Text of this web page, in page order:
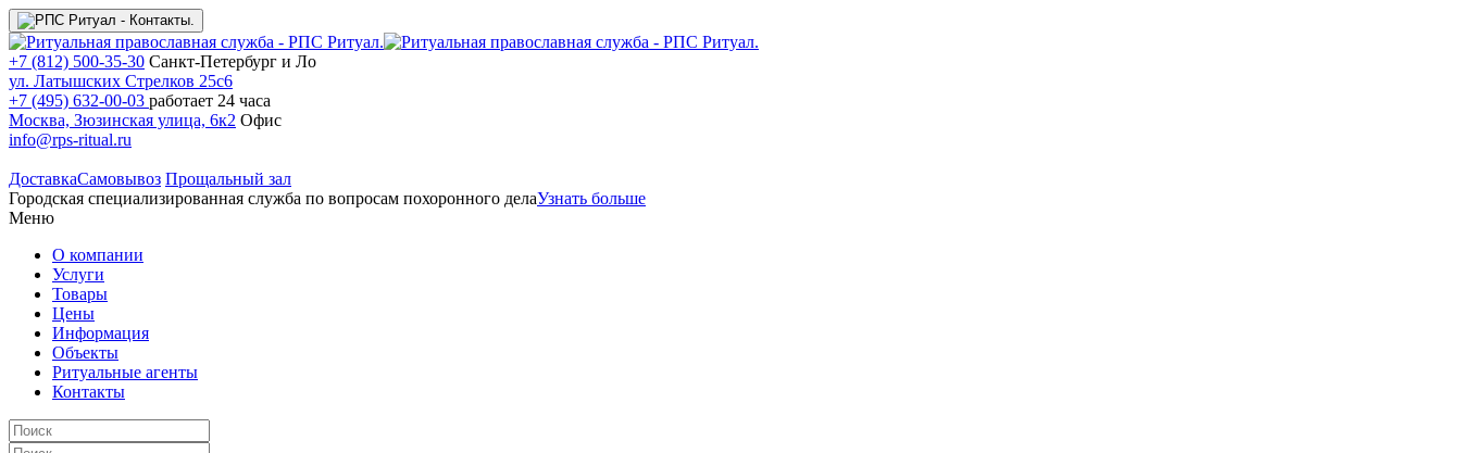
+7 (812) 500-35-30 Санкт-Петербург и Ло
ул. Латышских Стрелков 25с6
+7 (495) 632-00-03 работает 24 часа
Москва, Зюзинская улица, 6к2 Офис
info@rps-ritual.ru
ДоставкаСамовывоз Прощальный зал
Городская специализированная служба по вопросам похоронного делаУзнать больше
Меню
О компании
Услуги
Товары
Цены
Информация
Объекты
Ритуальные агенты
Контакты